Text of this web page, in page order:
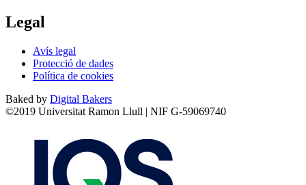
Legal
Avís legal
Protecció de dades
Política de cookies
Baked by Digital Bakers
©2019 Universitat Ramon Llull | NIF G-59069740